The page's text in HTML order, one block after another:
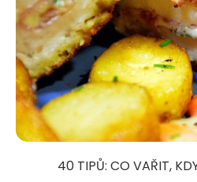
40 TIPŮ: CO VAŘIT,